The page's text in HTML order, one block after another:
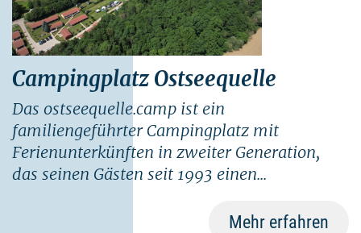
Campingplatz Ostseequelle
Das ostseequelle.camp ist ein
familiengeführter Campingplatz mit
Ferienunterkünften in zweiter Generation,
das seinen Gästen seit 1993 einen...
Mehr erfahren